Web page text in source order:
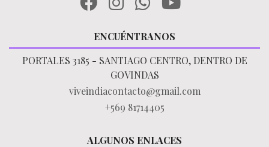
ENCUÉNTRANOS
PORTALES 3185 - SANTIAGO CENTRO, DENTRO DE
GOVINDAS
viveindiacontacto@gmail.com
+569 81714405
ALGUNOS ENLACES